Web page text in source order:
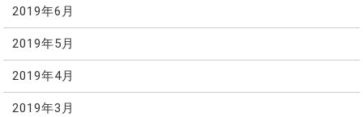
2019年6月
2019年5月
2019年4月
2019年3月